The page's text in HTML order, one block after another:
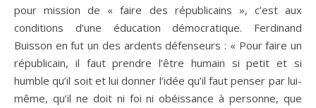
pour mission de « faire des républicains », c’est aux
conditions d’une éducation démocratique. Ferdinand
Buisson en fut un des ardents défenseurs : « Pour faire un
républicain, il faut prendre l’être humain si petit et si
humble qu’il soit et lui donner l’idée qu’il faut penser par lui-
même, qu’il ne doit ni foi ni obéissance à personne, que